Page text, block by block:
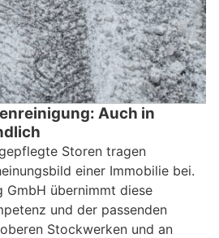
Auch in
Storen tragen
einer Immobilie bei.
GmbH übernimmt diese
und der passenden
Stockwerken und an